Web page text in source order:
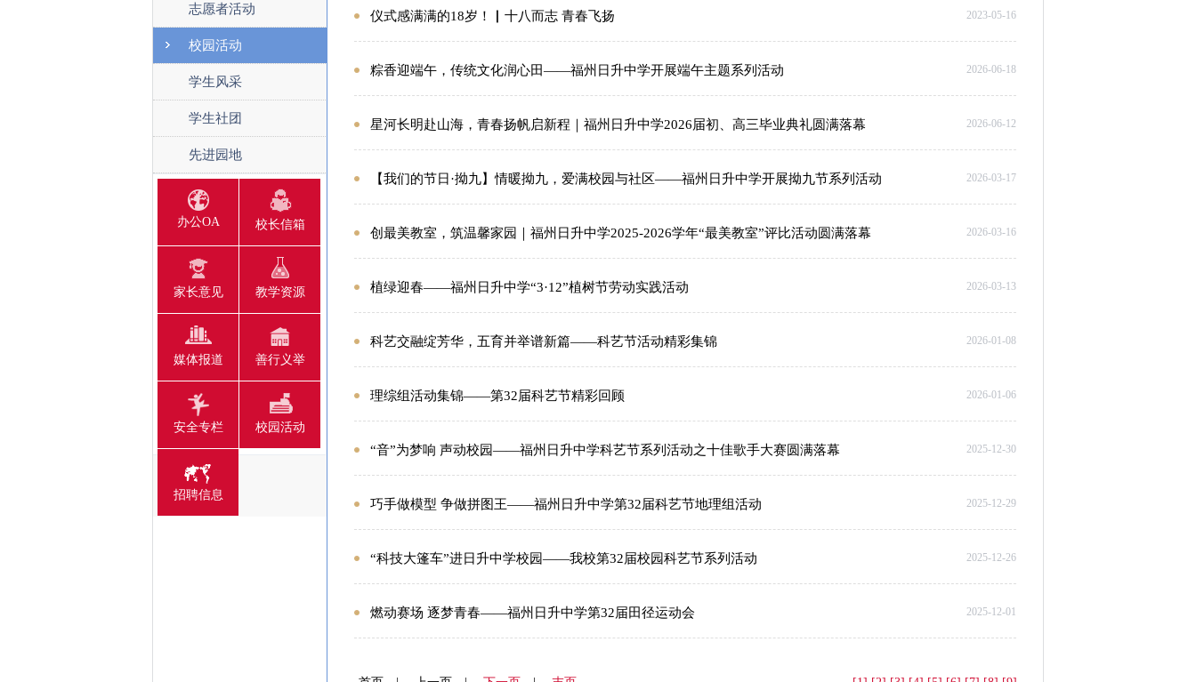
志愿者活动
校园活动
学生风采
学生社团
先进园地
办公OA 校长信箱
家长意见 教学资源
媒体报道 善行义举
安全专栏 校园活动
招聘信息
仪式感满满的18岁！▏十八而志 青春飞扬 2023-05-16
粽香迎端午，传统文化润心田——福州日升中学开展端午主题系列活动 2026-06-18
星河长明赴山海，青春扬帆启新程｜福州日升中学2026届初、高三毕业典礼圆满落幕 2026-06-12
【我们的节日·拗九】情暖拗九，爱满校园与社区——福州日升中学开展拗九节系列活动 2026-03-17
创最美教室，筑温馨家园｜福州日升中学2025-2026学年“最美教室”评比活动圆满落幕 2026-03-16
植绿迎春——福州日升中学“3·12”植树节劳动实践活动 2026-03-13
科艺交融绽芳华，五育并举谱新篇——科艺节活动精彩集锦 2026-01-08
理综组活动集锦——第32届科艺节精彩回顾 2026-01-06
“音”为梦响 声动校园——福州日升中学科艺节系列活动之十佳歌手大赛圆满落幕 2025-12-30
巧手做模型 争做拼图王——福州日升中学第32届科艺节地理组活动 2025-12-29
“科技大篷车”进日升中学校园——我校第32届校园科艺节系列活动 2025-12-26
燃动赛场 逐梦青春——福州日升中学第32届田径运动会 2025-12-01